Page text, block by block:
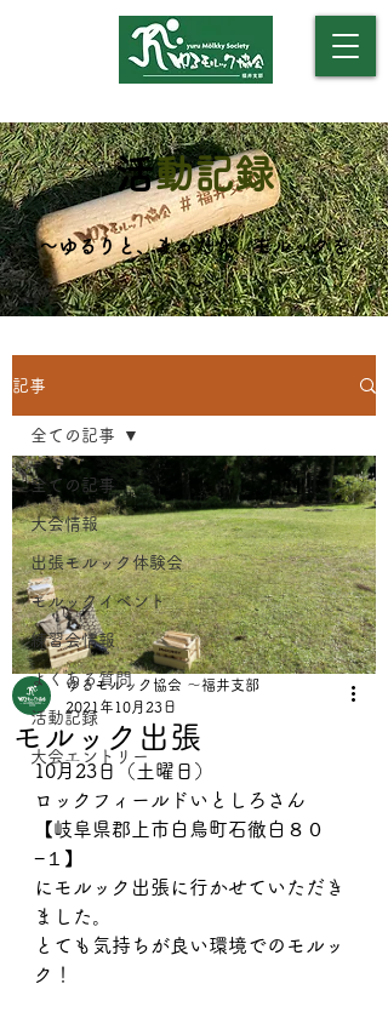
​活動記録
​～ゆるりと、まったり、モルックを
～
記事
全ての記事
大会情報
出張モルック体験会
モルックイベント
練習会情報
よくある質問
活動記録
大会エントリー
全ての記事
モルック出張
ゆるモルック協会 〜福井支部
2021年10月23日
10月23日（土曜日）
ロックフィールドいとしろさん
【岐阜県郡上市白鳥町石徹白８０
−１】
にモルック出張に行かせていただき
ました。
とても気持ちが良い環境でのモルッ
ク！